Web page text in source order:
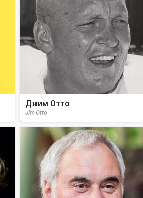
Джим Отто
Jim Otto